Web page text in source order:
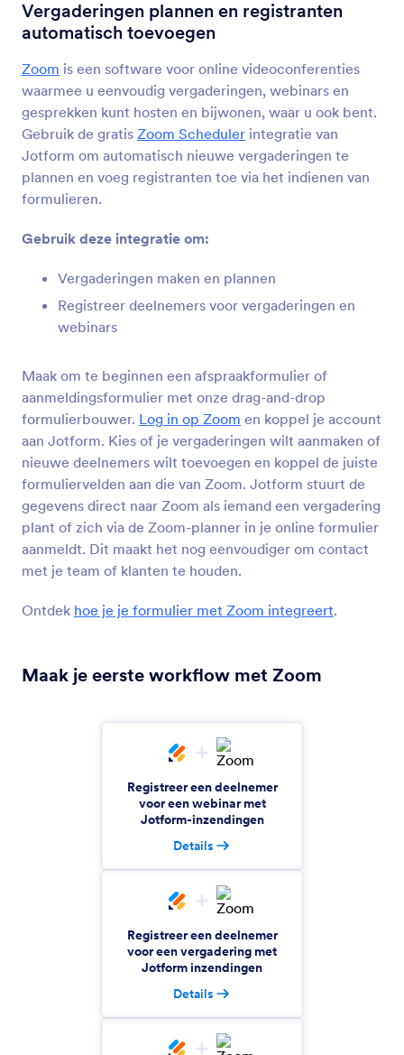
Vergaderingen plannen en registranten
automatisch toevoegen
Zoom is een software voor online videoconferenties
waarmee u eenvoudig vergaderingen, webinars en
gesprekken kunt hosten en bijwonen, waar u ook bent.
Gebruik de gratis Zoom Scheduler integratie van
Jotform om automatisch nieuwe vergaderingen te
plannen en voeg registranten toe via het indienen van
formulieren.
Gebruik deze integratie om:
Vergaderingen maken en plannen
Registreer deelnemers voor vergaderingen en
webinars
Maak om te beginnen een afspraakformulier of
aanmeldingsformulier met onze drag-and-drop
formulierbouwer. Log in op Zoom en koppel je account
aan Jotform. Kies of je vergaderingen wilt aanmaken of
nieuwe deelnemers wilt toevoegen en koppel de juiste
formuliervelden aan die van Zoom. Jotform stuurt de
gegevens direct naar Zoom als iemand een vergadering
plant of zich via de Zoom-planner in je online formulier
aanmeldt. Dit maakt het nog eenvoudiger om contact
met je team of klanten te houden.
Ontdek hoe je je formulier met Zoom integreert.
Maak je eerste workflow met Zoom
Registreer een deelnemer
voor een webinar met
Jotform-inzendingen
Details
Registreer een deelnemer
voor een vergadering met
Jotform inzendingen
Details
Formulier Integraties Overig
Andere Integraties
40 Integraties
Nieuwste Populair
Automate access to Kajabi offers with new
Credly
MathJax
Toon wiskundige formules in je formulier
Xero
Create and send Xero invoices from new
Jotform submissions
KlickTipp
Amazon Redshift
Jotform submissions
Automatically create Rise invitations for Jotform
submissions
Zoho Calendar
Maak automatisch Zoho Calendar-evenementen